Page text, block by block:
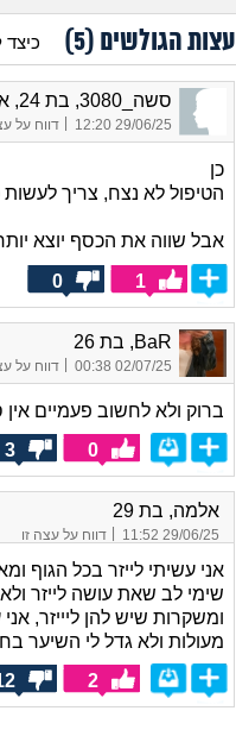
עצות הגולשים (5
) כיצד
סשה_3080, בת 24, אורחת
29/06/25 12:20 דווח על
כן
הטיפול לא נצח, צריך
אבל שווה את הכסף יוצא
1
0
BaR, בת 26
02/07/25 00:38
| דווח על
ברוק ולא לחשוב פעמיים אין
0
3
אלמה, בת 29
29/06/25 11:52 דווח על עצה זו
אני עשיתי לייזר בכל הגוף
ומשקרות שיש להן ליייזר,
מעולות ולא גדל לי השיער
2